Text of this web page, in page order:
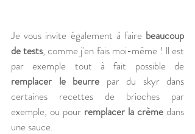
Je vous invite également à faire beaucoup
de tests, comme j'en fais moi-même ! Il est
remplacer le beurre par du skyr dans
certaines recettes de brioches par
exemple, ou pour remplacer la crème dans
une sauce.